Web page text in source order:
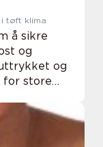
fasade i tøft klima
å sikre
og
og
for store
taket,